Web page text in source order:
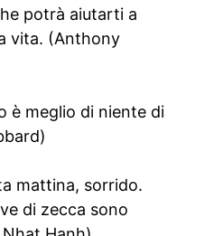
potrà aiutarti a
vita. (Anthony
è meglio di niente di
mattina, sorrido.
di zecca sono